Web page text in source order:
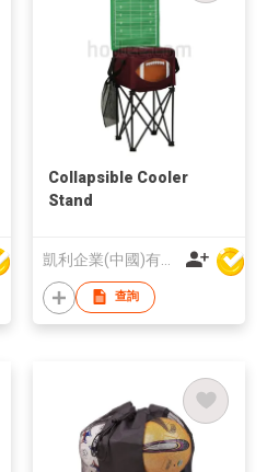
Collapsible Cooler
Stand
查詢